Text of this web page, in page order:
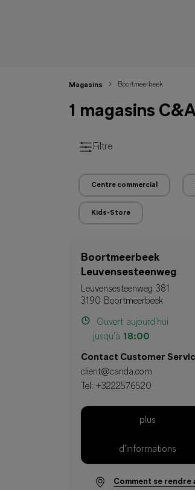
Magasins Boortmeerbeek
1 magasins
Filtre
Centre commercial
Kids-Store
Boortmeerbeek
Leuvensesteenweg
Leuvensesteenweg 381
3190 Boortmeerbeek
Ouvert aujourd'hui
jusqu'à 18:00
Contact Customer
client@canda.com
Tel: +3222576520
plus
d'informations
Comment se rendre